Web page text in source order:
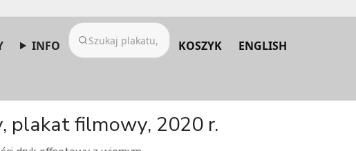
INFO KOSZYK ENGLISH
plakat filmowy, 2020 r.